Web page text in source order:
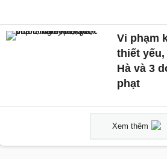
Vi phạm
thiết
Hà và 3
phạt
Xem thêm